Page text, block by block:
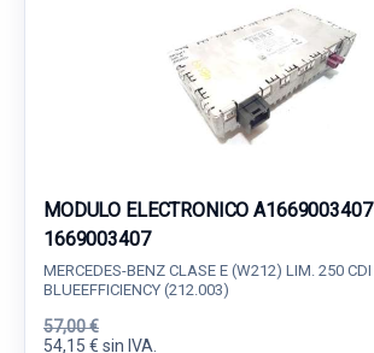
MODULO ELECTRONICO A1669003407
1669003407
MERCEDES-BENZ CLASE E (W212) LIM. 250 CDI
BLUEEFFICIENCY (212.003)
57,00 €
54,15 € sin IVA.